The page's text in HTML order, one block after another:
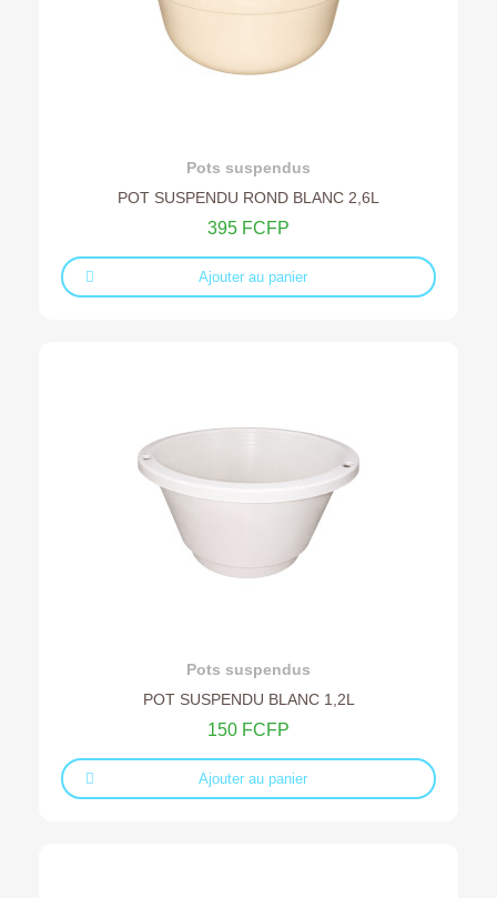
Ajouter au devis
Pots suspendus
POT SUSPENDU ROND BLANC 2,6L
395 FCFP
Ajouter au panier
Ajouter au devis
Pots suspendus
POT SUSPENDU BLANC 1,2L
150 FCFP
Ajouter au panier